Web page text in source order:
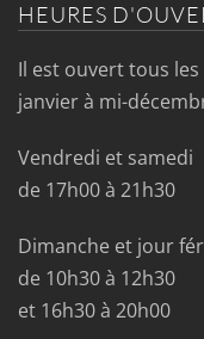
HEURES
Il est ouvert tous
janvier à mi-
Vendredi et samedi
de 17h00 à 21h30
Dimanche et jour
de 10h30 à 12h30
et 16h30 à 20h00